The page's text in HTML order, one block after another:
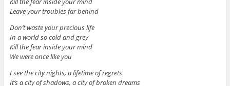
Leave your troubles far behind
Don’t waste your precious life
In a world so cold and grey
Kill the fear inside your mind
We were once like you
I see the city nights, a lifetime of regrets
It’s a city of shadows, a city of broken dreams